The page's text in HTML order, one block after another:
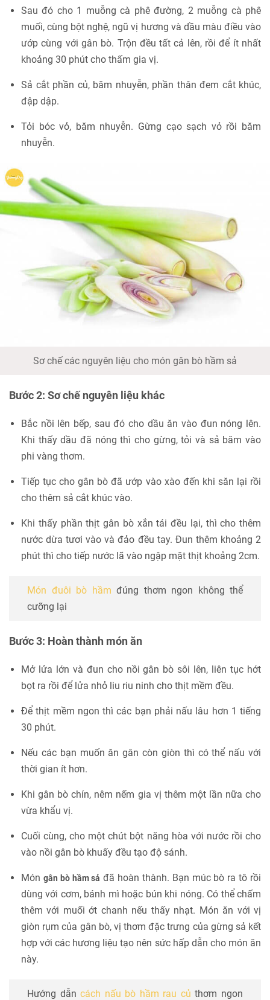
Sau đó cho 1 muỗng cà phê đường, 2 muỗng cà phê
muối, cùng bột nghệ, ngũ vị hương và dầu màu điều vào
ướp cùng với gân bò. Trộn đều tất cả lên, rồi để ít nhất
khoảng 30 phút cho thấm gia vị.
Sả cắt phần củ, băm nhuyễn, phần thân đem cắt khúc,
đập dập.
Tỏi bóc vỏ, băm nhuyễn. Gừng cạo sạch vỏ rồi băm
nhuyễn.
Sơ chế các nguyên liệu cho món gân bò hầm sả
Bước 2: Sơ chế nguyên liệu khác
Bắc nồi lên bếp, sau đó cho dầu ăn vào đun nóng lên.
Khi thấy dầu đã nóng thì cho gừng, tỏi và sả băm vào
phi vàng thơm.
Tiếp tục cho gân bò đã ướp vào xào đến khi săn lại rồi
cho thêm sả cắt khúc vào.
Khi thấy phần thịt gân bò xắn tái đều lại, thì cho thêm
nước dừa tươi vào và đảo đều tay. Đun thêm khoảng 2
phút thì cho tiếp nước lã vào ngập mặt thịt khoảng 2cm.
Món đuôi bò hầm đúng thơm ngon không thể
cưỡng lại
Bước 3: Hoàn thành món ăn
Mở lửa lớn và đun cho nồi gân bò sôi lên, liên tục hớt
bọt ra rồi để lửa nhỏ liu riu ninh cho thịt mềm đều.
Để thịt mềm ngon thì các bạn phải nấu lâu hơn 1 tiếng
30 phút.
Nếu các bạn muốn ăn gân còn giòn thì có thể nấu với
thời gian ít hơn.
Khi gân bò chín, nêm nếm gia vị thêm một lần nữa cho
vừa khẩu vị.
Cuối cùng, cho một chút bột năng hòa với nước rồi cho
vào nồi gân bò khuấy đều tạo độ sánh.
Món gân bò hầm sả đã hoàn thành. Bạn múc bò ra tô rồi
dùng với cơm, bánh mì hoặc bún khi nóng. Có thể chấm
thêm với muối ớt chanh nếu thấy nhạt. Món ăn với vị
giòn rụm của gân bò, vị thơm đặc trưng của gừng sả kết
hợp với các hương liệu tạo nên sức hấp dẫn cho món ăn
này.
Hướng dẫncách nấu bò hầm rau củ thơm ngon